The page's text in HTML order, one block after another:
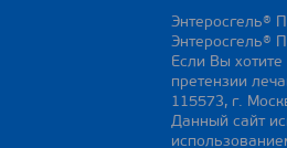
Энтеросгель®
Энтеросгель®
Если Вы
претензии
115573, г.
Данный сайт